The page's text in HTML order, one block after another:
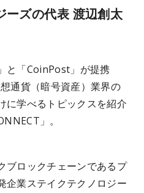
ーズの代表 渡辺創太
と「CoinPost」が提携
通貨（暗号資産）業界の
に学べるトピックスを紹介
」。
ブロックチェーンであるプ
企業ステイクテクノロジー